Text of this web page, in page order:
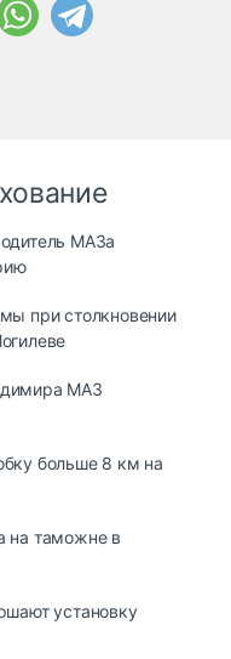
МАЗа
при столкновении
МАЗ
больше 8 км на
на таможне в
ycтaнoвкy